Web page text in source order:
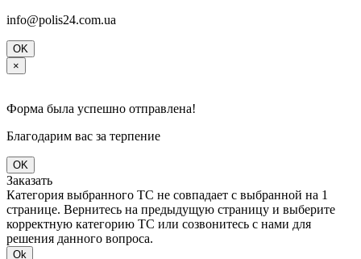
info@polis24.com.ua
OK
×
Форма была успешно отправлена!
Благодарим вас за терпение
OK
Заказать
Категория выбранного ТС не совпадает с выбранной на 1
странице. Вернитесь на предыдущую страницу и выберите
корректную категорию ТС или созвонитесь с нами для
решения данного вопроса.
Ok